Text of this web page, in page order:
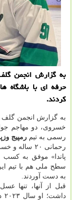
به گزارش انجمن
حرفه ای با باشگاه
کردند.
به گزارش انجمن گلف
خسروی، دو مهاجم
رسمی به تیم رمپیج
پاندا» موفق به کسب
به دست آوردند.
قبل از آنها، تنها
داشت؛ او سال ۲۰۲۳ در شش